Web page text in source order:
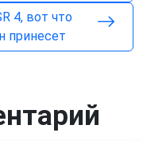
4, вот что
принесет